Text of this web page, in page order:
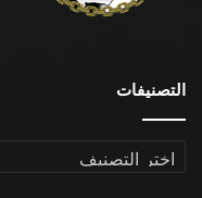
التصنيفات
التصنيفات